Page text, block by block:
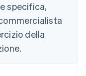
specifica,
della